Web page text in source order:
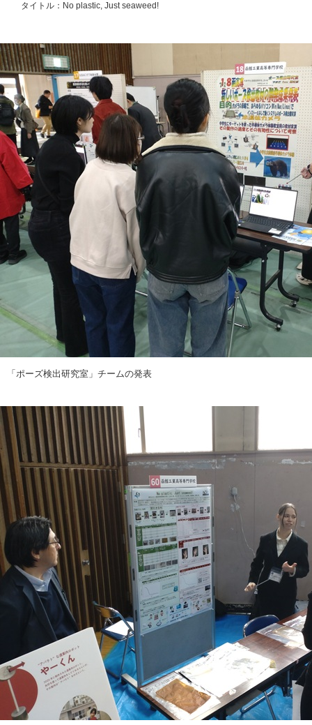
タイトル：No plastic, Just seaweed!
「ポーズ検出研究室」チームの発表